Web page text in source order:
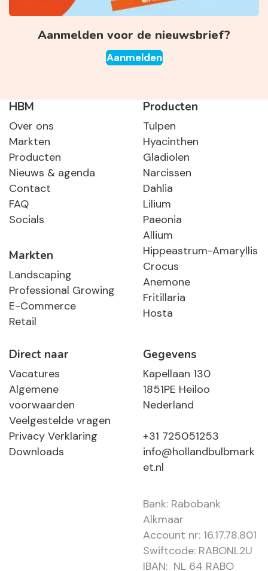
Aanmelden voor de nieuwsbrief?
Aanmelden
HBM
Over ons
Markten
Producten
Nieuws & agenda
Contact
FAQ
Socials
Markten
Landscaping
Professional Growing
E-Commerce
Retail
Producten
Tulpen
Hyacinthen
Gladiolen
Narcissen
Dahlia
Lilium
Paeonia
Allium
Hippeastrum-Amaryllis
Crocus
Anemone
Fritillaria
Hosta
Direct naar
Vacatures
Algemene
voorwaarden
Veelgestelde vragen
Privacy Verklaring
Downloads
Gegevens
Kapellaan 130
1851PE Heiloo
Nederland
+31 725051253
info@hollandbulbmark
et.nl
Bank: Rabobank
Alkmaar
Account nr: 16.17.78.801
Swiftcode: RABONL2U
IBAN: NL 64 RABO